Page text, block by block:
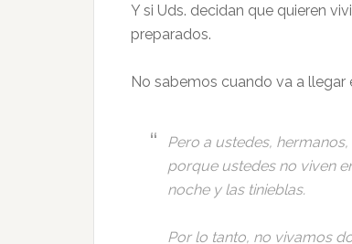
Y si Uds. decidan que quieren
preparados.
No sabemos cuando va a llegar
Pero a ustedes,
porque ustedes no viven
noche y las tinieblas.
Por lo tanto, no vivamos